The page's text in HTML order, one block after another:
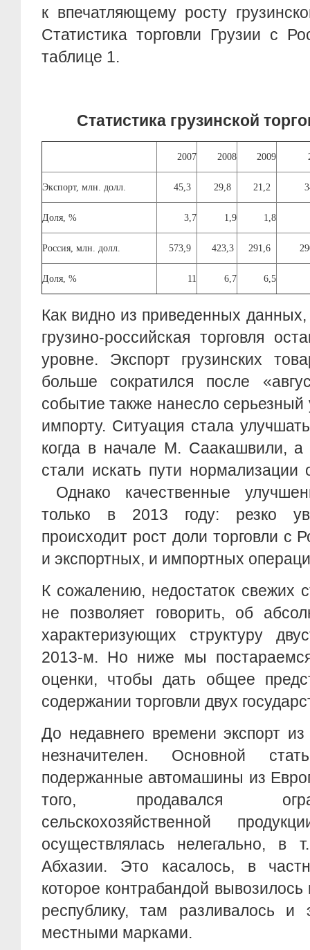
к впечатляющему росту
Статистика торговли Грузии с
таблице 1.
Статистика грузинской
2007 2008 2009
Экспорт, млн. долл. 45,3 29,8 21,2
Доля, % 3,7 1,9 1,8
Россия, млн. долл. 573,9 423,3 291,6
Доля, % 11 6,7 6,5
Как видно из приведенных
грузино-российская торговля
уровне. Экспорт грузинских
больше сократился после
событие также нанесло серьезный
импорту. Ситуация стала
когда в начале М. Саакашвили,
стали искать пути
Однако качественные
только в 2013 году: резко
происходит рост доли торговли с
и экспортных, и импортных
К сожалению, недостаток свежих
не позволяет говорить, об
характеризующих структуру
2013-м. Но ниже мы
оценки, чтобы дать общее
содержании торговли двух
До недавнего времени экспорт
незначителен. Основной
подержанные автомашины из
того, продавался
сельскохозяйственной
осуществлялась нелегально, в
Абхазии. Это касалось, в
которое контрабандой
республику, там разливалось и
местными марками.